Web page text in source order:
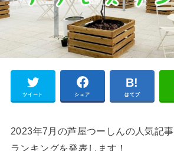
ツイート シェア はてブ
2023年7月の芦屋つーしんの人気記
ランキングを発表します！